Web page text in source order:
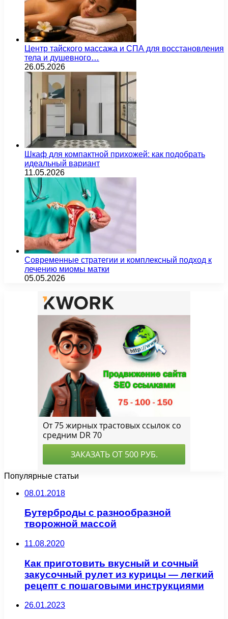
Центр тайского массажа и СПА для восстановления
тела и душевного…
26.05.2026
Шкаф для компактной прихожей: как подобрать
идеальный вариант
11.05.2026
Современные стратегии и комплексный подход к
лечению миомы матки
05.05.2026
Популярные статьи
08.01.2018
Бутерброды с разнообразной
творожной массой
11.08.2020
Как приготовить вкусный и сочный
закусочный рулет из курицы — легкий
рецепт с пошаговыми инструкциями
26.01.2023